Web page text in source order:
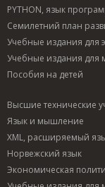
PYTHON, язык
Семилетний план
Учебные издания для
Учебные издания для
Пособия на детей
Высшие технические
Язык и мышление
XML, расширяемый
Норвежский язык
Экономическая